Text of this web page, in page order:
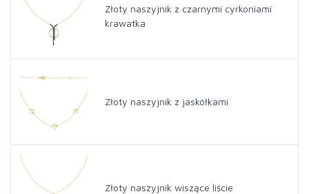
Złoty naszyjnik z czarnymi cyrkoniami
krawatka
Złoty naszyjnik z jaskółkami
Złoty naszyjnik wiszące liście